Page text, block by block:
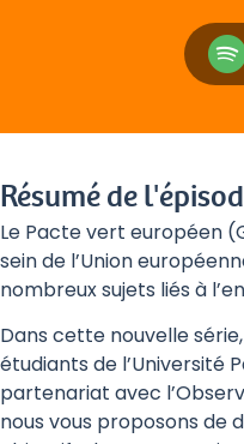
Résumé de
Le Pacte vert européen
sein de l’Union
nombreux sujets liés à
Dans cette nouvelle
étudiants de l’Université
partenariat avec
nous vous proposons de